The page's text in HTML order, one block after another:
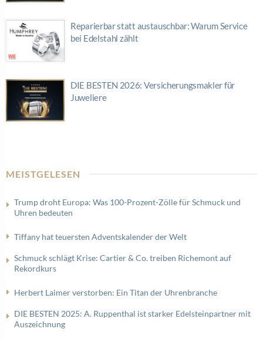
Reparierbar statt austauschbar: Warum Service
bei Edelstahl zählt
DIE BESTEN 2026: Versicherungsmakler für
Juweliere
MEISTGELESEN
Trump droht Europa: Was 100-Prozent-Zölle für Schmuck und
Uhren bedeuten
Tiffany hat teuersten Adventskalender der Welt
Schmuck schlägt Krise: Cartier & Co. treiben Richemont auf
Rekordkurs
Herbert Laimer verstorben: Ein Titan der Uhrenbranche
DIE BESTEN 2025: A. Ruppenthal ist starker Edelsteinpartner mit
Auszeichnung